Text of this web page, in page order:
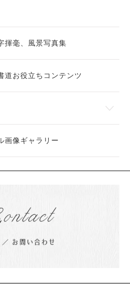
揮毫、風景写真集
道お役立ちコンテンツ
画像ギャラリー